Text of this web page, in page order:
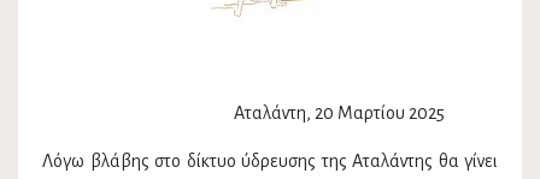
Αταλάντη, 20 Μαρτίου 2025
Λόγω βλάβης στο δίκτυο ύδρευσης της Αταλάντης θα γίνει